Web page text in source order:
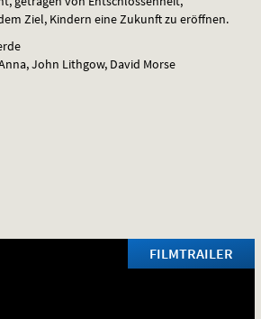
Ziel, Kindern eine Zukunft zu eröffnen.
John Lithgow, David Morse
FILMTRAILER